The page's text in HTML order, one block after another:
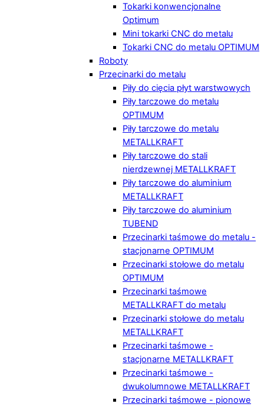
Tokarki konwencjonalne
Optimum
Mini tokarki CNC do metalu
Tokarki CNC do metalu OPTIMUM
Roboty
Przecinarki do metalu
Piły do cięcia płyt warstwowych
Piły tarczowe do metalu
OPTIMUM
Piły tarczowe do metalu
METALLKRAFT
Piły tarczowe do stali
nierdzewnej METALLKRAFT
Piły tarczowe do aluminium
METALLKRAFT
Piły tarczowe do aluminium
TUBEND
Przecinarki taśmowe do metalu -
stacjonarne OPTIMUM
Przecinarki stołowe do metalu
OPTIMUM
Przecinarki taśmowe
METALLKRAFT do metalu
Przecinarki stołowe do metalu
METALLKRAFT
Przecinarki taśmowe -
stacjonarne METALLKRAFT
Przecinarki taśmowe -
dwukolumnowe METALLKRAFT
Przecinarki taśmowe - pionowe